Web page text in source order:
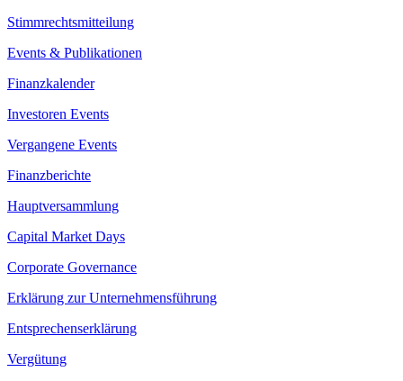
Stimmrechtsmitteilung
Events & Publikationen
Finanzkalender
Investoren Events
Vergangene Events
Finanzberichte
Hauptversammlung
Capital Market Days
Corporate Governance
Erklärung zur Unternehmensführung
Entsprechenserklärung
Vergütung